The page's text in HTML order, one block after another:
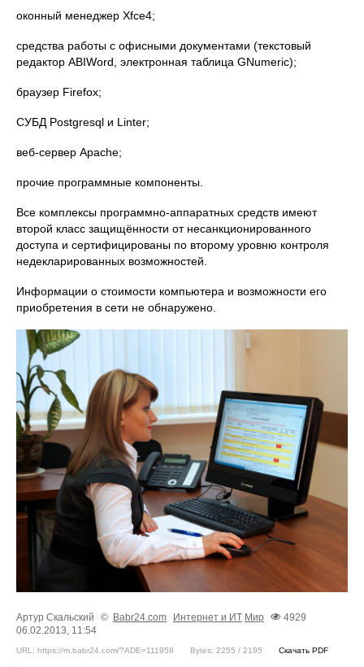
оконный менеджер Xfce4;
средства работы с офисными документами (текстовый
редактор ABIWord, электронная таблица GNumeric);
браузер Firefox;
СУБД Postgresql и Linter;
веб-сервер Apache;
прочие программные компоненты.
Все комплексы программно-аппаратных средств имеют
второй класс защищённости от несанкционированного
доступа и сертифицированы по второму уровню контроля
недекларированных возможностей.
Информации о стоимости компьютера и возможности его
приобретения в сети не обнаружено.
Артур Скальский © Babr24.com Интернет и ИТ Мир
4929
06.02.2013, 11:54
URL: https://m.babr24.com/?ADE=111958 Bytes: 2255 / 2195 Скачать PDF